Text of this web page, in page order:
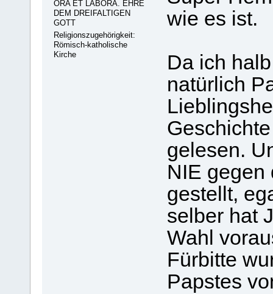
ORA ET LABORA. EHRE
DEM DREIFALTIGEN
GOTT
Religionszugehörigkeit:
Römisch-katholische
Kirche
wie es ist.
Da ich
natürlich
gelesen.
NIE gegen
gestellt,
selber hat
Wahl
Fürbitte
Papstes